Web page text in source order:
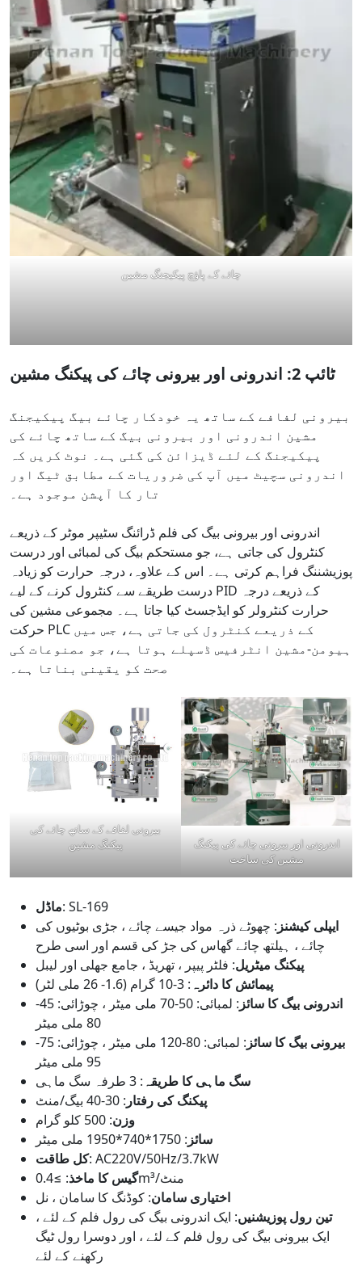
چائے کے پاؤچ پیکیجنگ مشین
ٹائپ 2: اندرونی اور بیرونی چائے کی پیکنگ مشین
بیرونی لفافے کے ساتھ یہ خودکار چائے بیگ پیکیجنگ
مشین اندرونی اور بیرونی بیگ کے ساتھ چائے کی
پیکیجنگ کے لئے ڈیزائن کی گئی ہے۔ نوٹ کریں کہ
اندرونی سچیٹ میں آپ کی ضروریات کے مطابق ٹیگ اور
تار کا آپشن موجود ہے۔
اندرونی اور بیرونی بیگ کی فلم ڈرائنگ سٹیپر موٹر کے ذریعے
کنٹرول کی جاتی ہے، جو مستحکم بیگ کی لمبائی اور درست
پوزیشننگ فراہم کرتی ہے۔ اس کے علاوہ، درجہ حرارت کو زیادہ
درست طریقے سے کنٹرول کرنے کے لیے PID کے ذریعے درجہ
حرارت کنٹرولر کو ایڈجسٹ کیا جاتا ہے۔ مجموعی مشین کی
حرکت PLC کے ذریعے کنٹرول کی جاتی ہے، جس میں
ہیومن-مشین انٹرفیس ڈسپلے ہوتا ہے، جو مصنوعات کی
صحت کو یقینی بناتا ہے۔
بیرونی لفافے کے ساتھ چائے کی
پیکنگ مشین
اندرونی اور بیرونی چائے کی پیکنگ
مشین کی ساخت
ماڈل: SL-169
ایپلی کیشنز : چھوٹے ذرہ مواد جیسے چائے ، جڑی بوٹیوں کی
چائے ، ہیلتھ چائے گھاس کی جڑ کی قسم اور اسی طرح
پیکنگ میٹریل: فلٹر پیپر ، تھریڈ ، جامع جھلی اور لیبل
پیمائش کا دائرہ : 3-10 گرام (1.6- 26 ملی لٹر)
اندرونی بیگ کا سائز
: لمبائی: 50-70 ملی میٹر ، چوڑائی: 45-
80 ملی میٹر
بیرونی بیگ کا سائز
: لمبائی: 80-120 ملی میٹر ، چوڑائی: 75-
95 ملی میٹر
سگ ماہی کا طریقہ : 3 طرفہ سگ ماہی
پیکنگ کی رفتار : 30-40 بیگ/منٹ
وزن: 500 کلو گرام
سائز : 1750*740*1950 ملی میٹر
کل طاقت: AC220V/50Hz/3.7kW
گیس کا ماخذ
: ≥0.4m³/منٹ
اختیاری سامان: کوڈنگ کا سامان ، نل
تین رول پوزیشنیں: ایک اندرونی بیگ کی رول فلم کے لئے ،
ایک بیرونی بیگ کی رول فلم کے لئے ، اور دوسرا رول ٹیگ
رکھنے کے لئے